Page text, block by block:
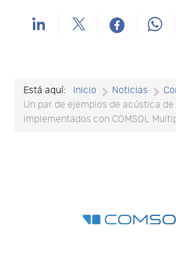
Está aquí: Inicio Noticias
Un par de ejemplos de acústica de
implementados con COMSOL